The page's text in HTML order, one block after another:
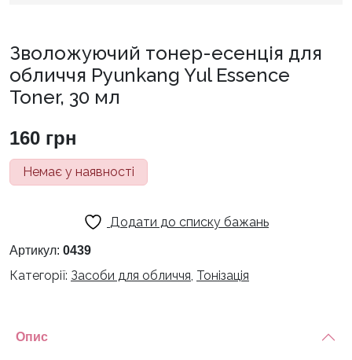
Зволожуючий тонер-есенція для
обличчя Pyunkang Yul Essence
Toner, 30 мл
160 грн
Немає у наявності
Додати до списку бажань
Артикул: 0439
Категорії: Засоби для обличчя, Тонізація
Опис